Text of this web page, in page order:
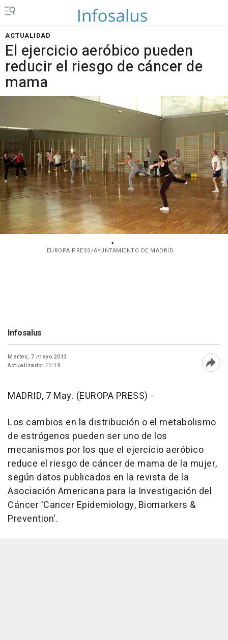
ACTUALIDAD
El ejercicio aeróbico pueden
reducir el riesgo de cáncer de
mama
EUROPA PRESS/AYUNTAMIENTO DE MADRID
Infosalus
Martes, 7 mayo 2013
Actualizado: 11:19
MADRID, 7 May. (EUROPA PRESS) -
Los cambios en la distribución o el metabolismo
de estrógenos pueden ser uno de los
mecanismos por los que el ejercicio aeróbico
reduce el riesgo de cáncer de mama de la mujer,
según datos publicados en la revista de la
Asociación Americana para la Investigación del
Cáncer 'Cancer Epidemiology, Biomarkers &
Prevention'.